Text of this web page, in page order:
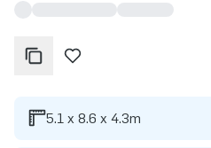
5.1 x 8.6 x 4.3m